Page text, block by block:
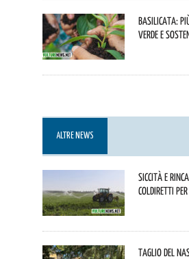
Basilicata:
verde e
ALTRE NEWS
Siccità e
Coldiretti
Taglio del